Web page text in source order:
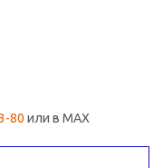
80 или в MAX